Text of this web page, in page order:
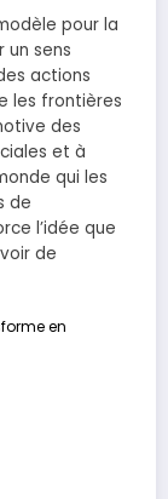
pour la
un sens
actions
les frontières
des
et à
qui les
de
l’idée que
de
en